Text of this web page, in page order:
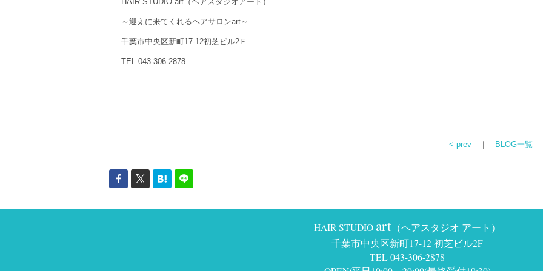
～迎えに来てくれるヘアサロンart～
千葉市中央区新町17-12初芝ビル2Ｆ
TEL 043-306-2878
< prev ｜ BLOG一覧
HAIR STUDIO art （ヘアスタジオ アート）
千葉市中央区新町17-12 初芝ビル2F
TEL 043-306-2878